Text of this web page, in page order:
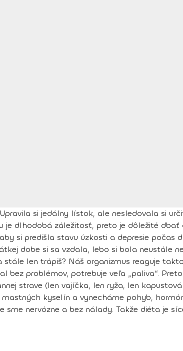
si jedálny lístok, ale nesledovala si
je dlhodobá záležitosť, preto je dôležité
si predišla stavu úzkosti a depresie počas
dobe si sa vzdala, lebo si bola neustále
len trápiš? Náš organizmus reaguje
bez problémov, potrebuje veľa „paliva“.
strave (len vajíčka, len ryža, len
kyselín a vynecháme pohyb,
sme nervózne a bez nálady. Takže diéta je